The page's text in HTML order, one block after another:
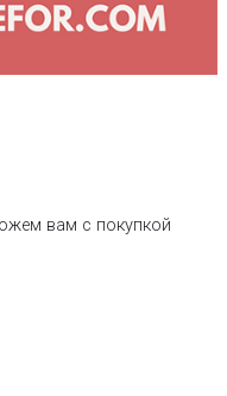
вам с покупкой